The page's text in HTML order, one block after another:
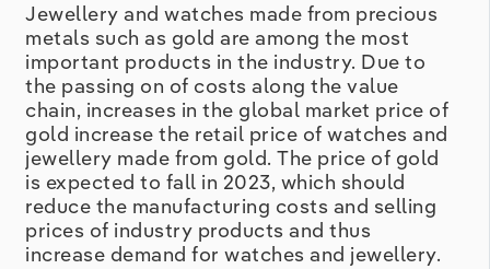
Jewellery and watches made from precious
metals such as gold are among the most
important products in the industry. Due to
the passing on of costs along the value
chain, increases in the global market price of
gold increase the retail price of watches and
jewellery made from gold. The price of gold
is expected to fall in 2023, which should
reduce the manufacturing costs and selling
prices of industry products and thus
increase demand for watches and jewellery.